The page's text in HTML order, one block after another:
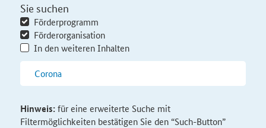
Sie suchen
Förderprogramm
Förderorganisation
In den weiteren Inhalten
Hinweis:für eine erweiterte Suche mit
Filtermöglichkeiten bestätigen Sie den “Such-Button”